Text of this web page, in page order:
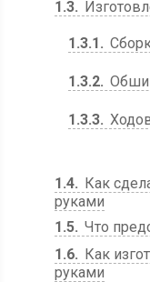
1.3
1.3.1
1.3.2
1.3.3
1.4
Как
руками
1.5 Что
1.6
Как
руками